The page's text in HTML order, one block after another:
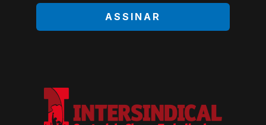
ASSINAR